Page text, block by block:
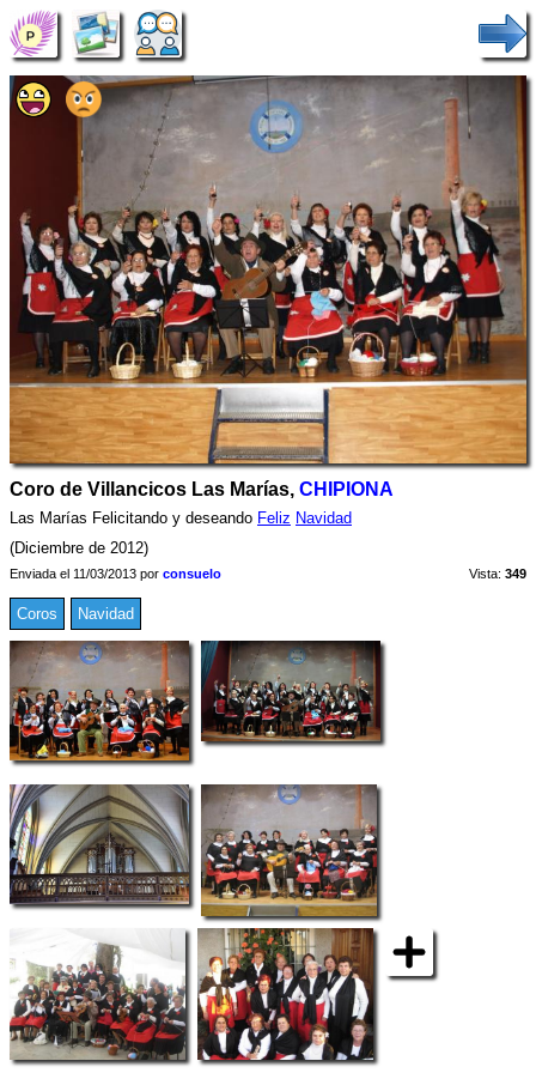
Coro de Villancicos Las Marías, CHIPIONA
Las Marías Felicitando y deseando Feliz Navidad
(Diciembre de 2012)
Enviada el 11/03/2013 por consuelo Vista: 349
Coros Navidad